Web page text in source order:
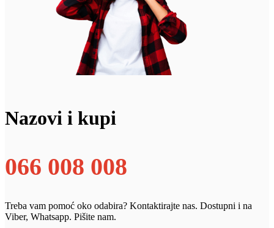
Nazovi i kupi
066 008 008
Treba vam pomoć oko odabira? Kontaktirajte nas. Dostupni i na
Viber, Whatsapp. Pišite nam.